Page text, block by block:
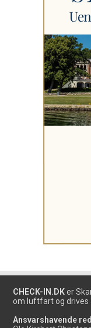
CHECK-IN.DK er
om luftfart og drives
Ansvarshavende